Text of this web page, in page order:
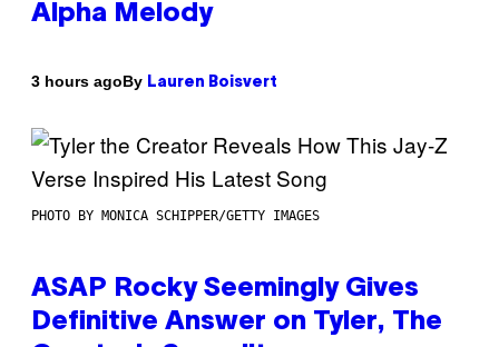
Alpha Melody
3 hours agoBy Lauren Boisvert
PHOTO BY MONICA SCHIPPER/GETTY IMAGES
ASAP Rocky Seemingly Gives
Definitive Answer on Tyler, The